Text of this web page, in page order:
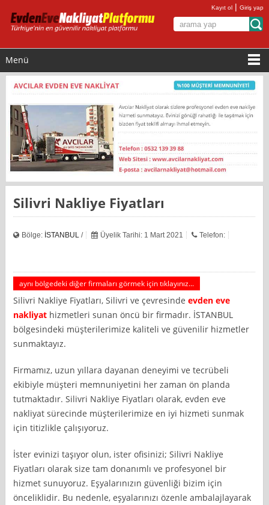
Kayıt ol |Giriş yap
Menü
Silivri Nakliye Fiyatları
Bölge: İSTANBUL / Üyelik Tarihi: 1 Mart 2021 Telefon:
aynı bölgedeki diğer firmaları görmek için tıklayınız...
Silivri Nakliye Fiyatları, Silivri ve çevresindeevden eve
nakliyat hizmetleri sunan öncü bir firmadır. İSTANBUL
bölgesindeki müşterilerimize kaliteli ve güvenilir hizmetler
sunmaktayız.
Firmamız, uzun yıllara dayanan deneyimi ve tecrübeli
ekibiyle müşteri memnuniyetini her zaman ön planda
tutmaktadır. Silivri Nakliye Fiyatları olarak, evden eve
nakliyat sürecinde müşterilerimize en iyi hizmeti sunmak
için titizlikle çalışıyoruz.
İster evinizi taşıyor olun, ister ofisinizi; Silivri Nakliye
Fiyatları olarak size tam donanımlı ve profesyonel bir
hizmet sunuyoruz. Eşyalarınızın güvenliği bizim için
önceliklidir. Bu nedenle, eşyalarınızı özenle ambalajlayarak